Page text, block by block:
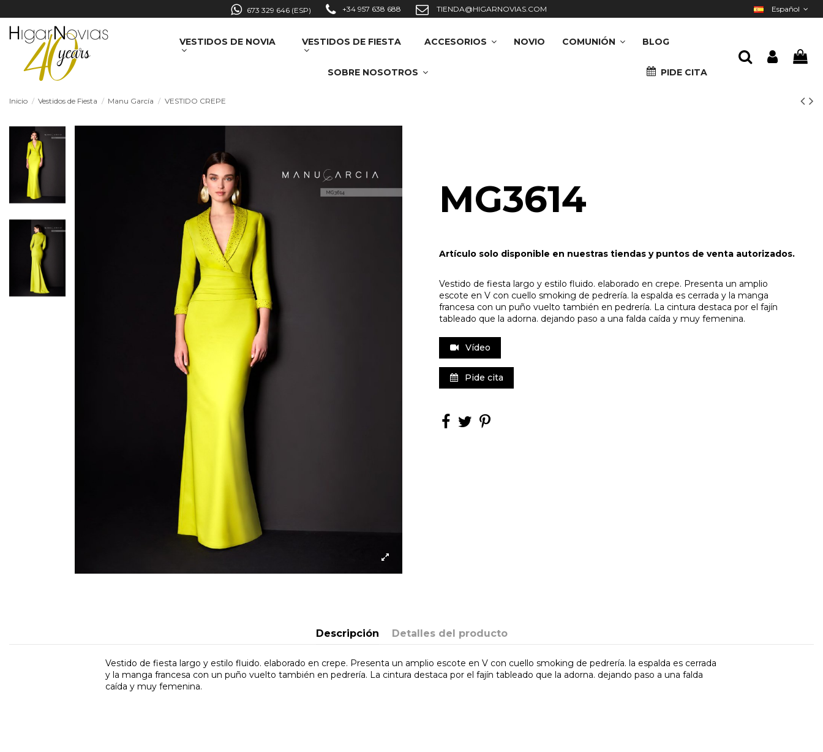
673 329 646 (ESP) +34 957 638 688 TIENDA@HIGARNOVIAS.COM Español
VESTIDOS DE NOVIA VESTIDOS DE FIESTA ACCESORIOS NOVIO COMUNIÓN BLOG
SOBRE NOSOTROS PIDE CITA
Inicio Vestidos de Fiesta Manu García VESTIDO CREPE
MG3614
Artículo solo disponible en nuestras tiendas y puntos de venta autorizados.
Vestido de fiesta largo y estilo fluido. elaborado en crepe. Presenta un amplio
escote en V con cuello smoking de pedrería. la espalda es cerrada y la manga
francesa con un puño vuelto también en pedrería. La cintura destaca por el fajín
tableado que la adorna. dejando paso a una falda caída y muy femenina.
Vídeo
Pide cita
Descripción Detalles del producto
Vestido de fiesta largo y estilo fluido. elaborado en crepe. Presenta un amplio escote en V con cuello smoking de pedrería. la espalda es cerrada
y la manga francesa con un puño vuelto también en pedrería. La cintura destaca por el fajín tableado que la adorna. dejando paso a una falda
caída y muy femenina.